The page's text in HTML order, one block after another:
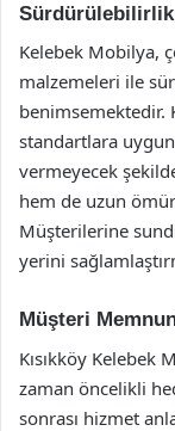
Kelebek Mobilya,
malzemeleri ile
benimsemektedir.
standartlara
vermeyecek
hem de uzun
Müşterilerine
yerini
Müşteri
Kısıkköy
zaman öncelikli
sonrası hizmet